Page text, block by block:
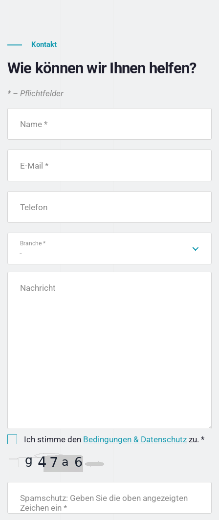
Kontakt
Wie können wir Ihnen helfen?
* – Pflichtfelder
Name *
E-Mail *
Telefon
Branche *
-
Nachricht
Ich stimme den Bedingungen & Datenschutz zu. *
Spamschutz: Geben Sie die oben angezeigten
Zeichen ein *